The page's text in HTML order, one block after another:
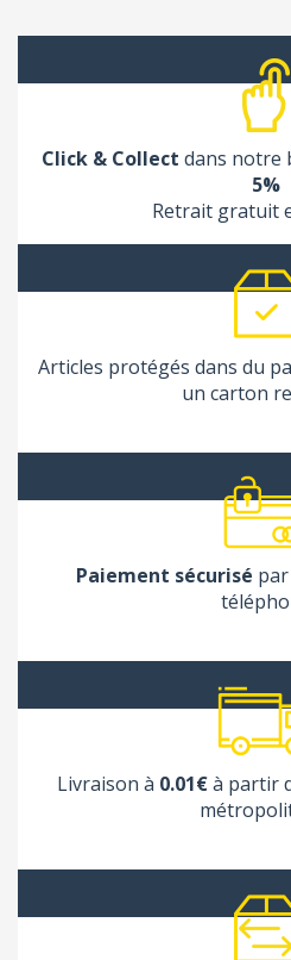
Click & Collect dans notre
5%
Retrait gratuit
Articles protégés dans du
un carton
Paiement sécurisé
Livraison à 0.01€à partir